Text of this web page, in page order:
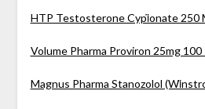
HTP Testosterone Cypi̇onate 250
Volume Pharma Proviron 25mg 100
Magnus Pharma Stanozolol